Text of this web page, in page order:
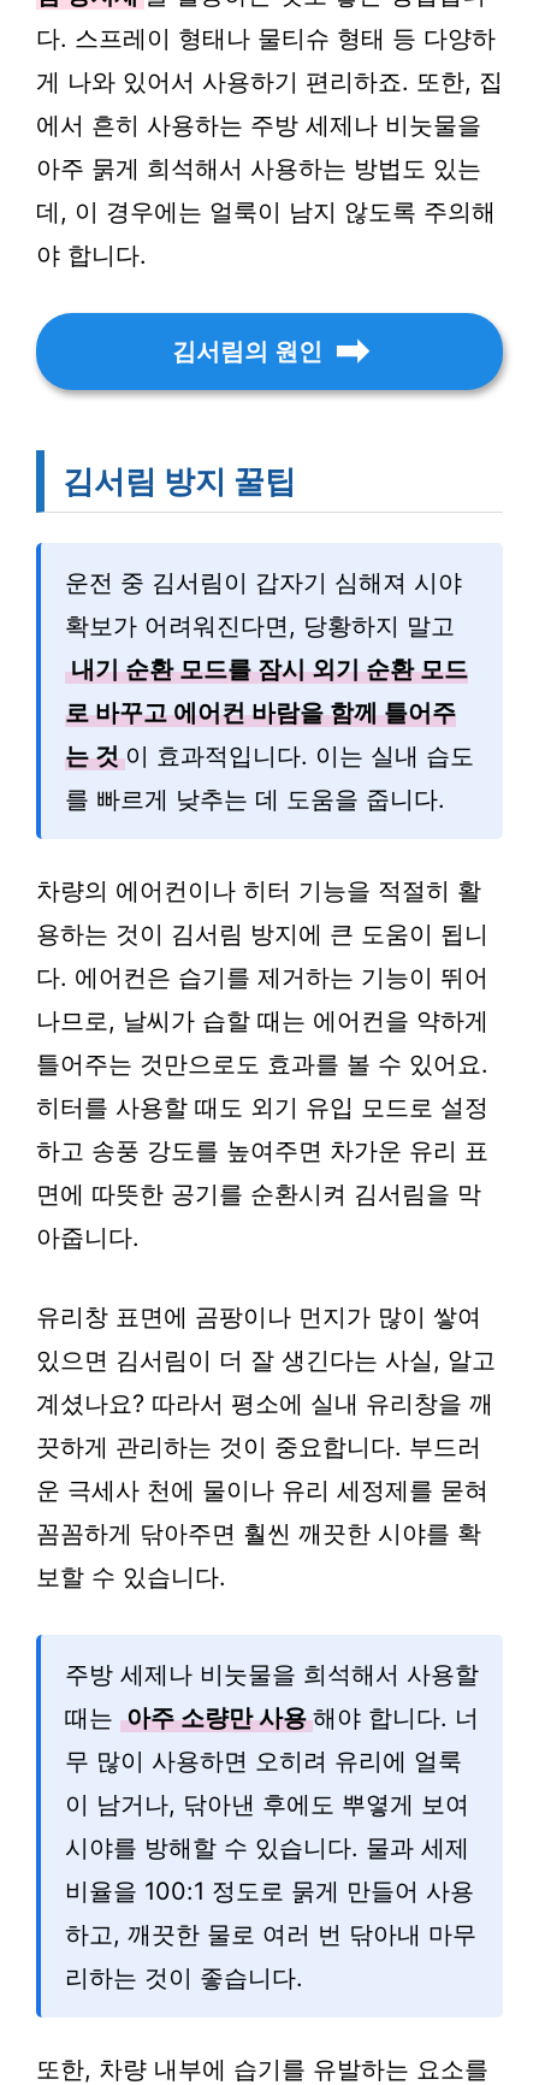
다. 스프레이 형태나 물티슈 형태 등 다양하
게 나와 있어서 사용하기 편리하죠. 또한, 집
에서 흔히 사용하는 주방 세제나 비눗물을
아주 묽게 희석해서 사용하는 방법도 있는
데, 이 경우에는 얼룩이 남지 않도록 주의해
야 합니다.
김서림의 원인
김서림 방지 꿀팁
운전 중 김서림이 갑자기 심해져 시야
확보가 어려워진다면, 당황하지 말고
내기 순환 모드를 잠시 외기 순환 모드
로 바꾸고 에어컨 바람을 함께 틀어주
는 것 이 효과적입니다. 이는 실내 습도
를 빠르게 낮추는 데 도움을 줍니다.
차량의 에어컨이나 히터 기능을 적절히 활
용하는 것이 김서림 방지에 큰 도움이 됩니
다. 에어컨은 습기를 제거하는 기능이 뛰어
나므로, 날씨가 습할 때는 에어컨을 약하게
틀어주는 것만으로도 효과를 볼 수 있어요.
히터를 사용할 때도 외기 유입 모드로 설정
하고 송풍 강도를 높여주면 차가운 유리 표
면에 따뜻한 공기를 순환시켜 김서림을 막
아줍니다.
유리창 표면에 곰팡이나 먼지가 많이 쌓여
있으면 김서림이 더 잘 생긴다는 사실, 알고
계셨나요? 따라서 평소에 실내 유리창을 깨
끗하게 관리하는 것이 중요합니다. 부드러
운 극세사 천에 물이나 유리 세정제를 묻혀
꼼꼼하게 닦아주면 훨씬 깨끗한 시야를 확
보할 수 있습니다.
주방 세제나 비눗물을 희석해서 사용할
때는 아주 소량만 사용 해야 합니다. 너
무 많이 사용하면 오히려 유리에 얼룩
이 남거나, 닦아낸 후에도 뿌옇게 보여
시야를 방해할 수 있습니다. 물과 세제
비율을 100:1 정도로 묽게 만들어 사용
하고, 깨끗한 물로 여러 번 닦아내 마무
리하는 것이 좋습니다.
또한, 차량 내부에 습기를 유발하는 요소를